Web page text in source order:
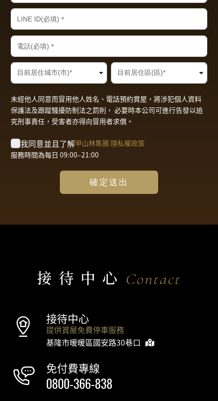
未經他人同意而冒用他人姓名、電話預約賞屋，將涉犯個人資料
保護法及跟蹤騷擾防制法之罰則， 必要時本公司可進行告發以追
究刑事責任，受害者亦得向冒用者求償。
我同意並且了解甲山林集團 隱私權政策
服務時間為每日 09:00–21:00
確定送出
接待中心 Contact
接待中心
提供賞屋免費停車服務
基隆市暖暖區國安路30巷口
免付費專線
0800-366-838